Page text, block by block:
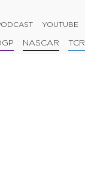
YOUTUBE
NASCAR TCR